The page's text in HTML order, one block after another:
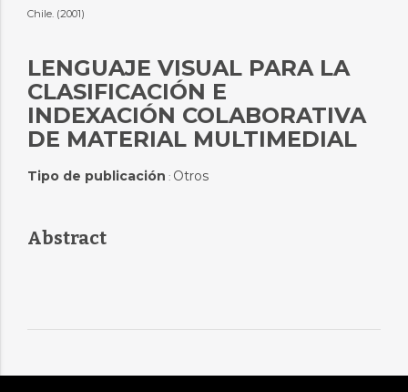
Chile. (2001)
LENGUAJE VISUAL PARA LA
CLASIFICACIÓN E
INDEXACIÓN COLABORATIVA
DE MATERIAL MULTIMEDIAL
Tipo de publicación : Otros
Abstract